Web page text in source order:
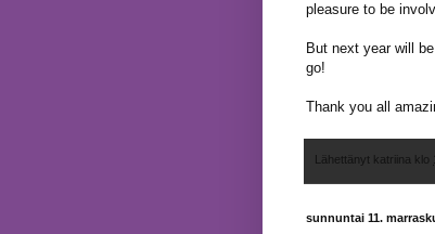
pleasure to be
But next year will
go!
Thank you all
Lähettänyt katriina klo
sunnuntai 11.